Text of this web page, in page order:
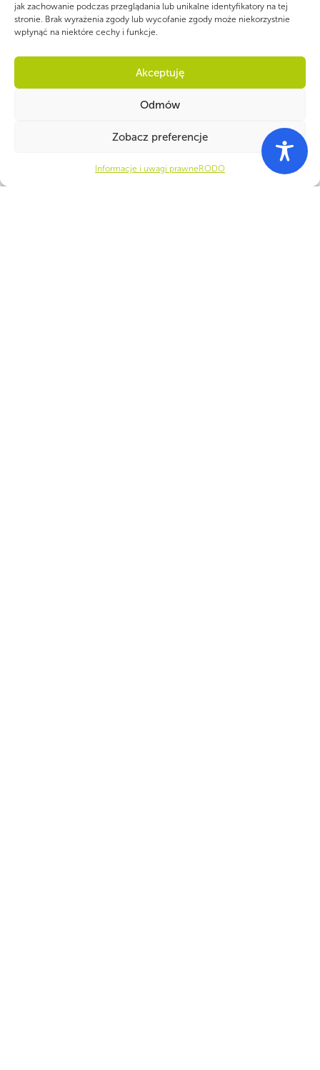
jak zachowanie podczas przeglądania lub unikalne identyfikatory na tej
stronie. Brak wyrażenia zgody lub wycofanie zgody może niekorzystnie
wpłynąć na niektóre cechy i funkcje.
Akceptuję
Odmów
Zobacz preferencje
Informacje i uwagi prawne RODO